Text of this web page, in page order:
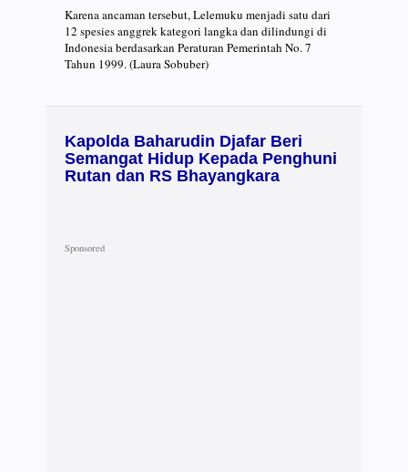
Karena ancaman tersebut, Lelemuku menjadi satu dari
12 spesies anggrek kategori langka dan dilindungi di
Indonesia berdasarkan Peraturan Pemerintah No. 7
Tahun 1999. (Laura Sobuber)
Kapolda Baharudin Djafar Beri
Semangat Hidup Kepada Penghuni
Rutan dan RS Bhayangkara